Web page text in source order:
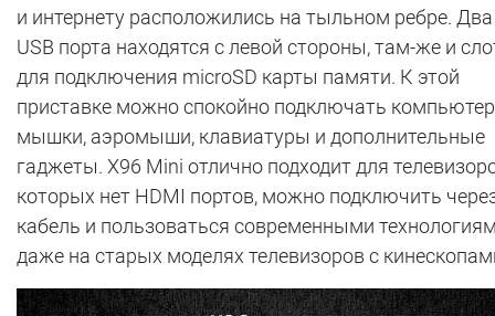
и интернету расположились на тыльном ребре. Два
USB порта находятся с левой стороны, там-же и
для подключения microSD карты памяти. К этой
приставке можно спокойно подключать
мышки, аэромыши, клавиатуры и дополнительные
гаджеты. X96 Mini отлично подходит для
которых нет HDMI портов, можно подключить
кабель и пользоваться современными
даже на старых моделях телевизоров с